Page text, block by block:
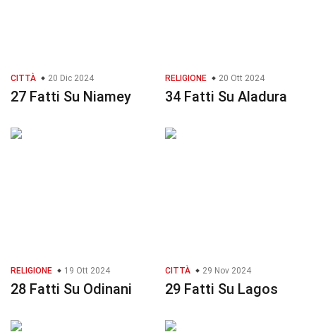
CITTÀ 20 Dic 2024
27 Fatti Su Niamey
RELIGIONE 20 Ott 2024
34 Fatti Su Aladura
RELIGIONE 19 Ott 2024
28 Fatti Su Odinani
CITTÀ 29 Nov 2024
29 Fatti Su Lagos